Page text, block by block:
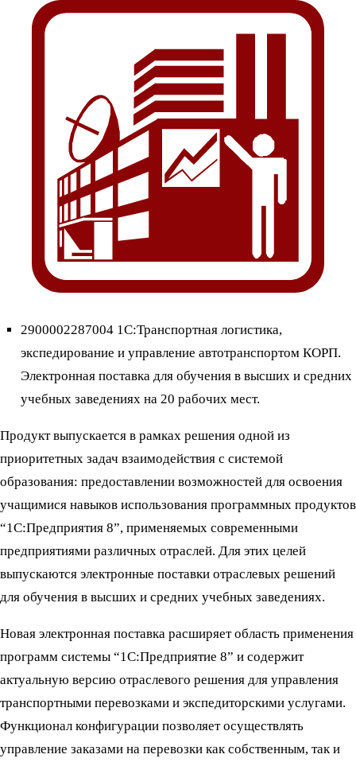
2900002287004 1С:Транспортная логистика,
экспедирование и управление автотранспортом КОРП.
Электронная поставка для обучения в высших и средних
учебных заведениях на 20 рабочих мест.
Продукт выпускается в рамках решения одной из
приоритетных задач взаимодействия с системой
образования: предоставлении возможностей для освоения
учащимися навыков использования программных продуктов
“1С:Предприятия 8”, применяемых современными
предприятиями различных отраслей. Для этих целей
выпускаются электронные поставки отраслевых решений
для обучения в высших и средних учебных заведениях.
Новая электронная поставка расширяет область применения
программ системы “1С:Предприятие 8” и содержит
актуальную версию отраслевого решения для управления
транспортными перевозками и экспедиторскими услугами.
Функционал конфигурации позволяет осуществлять
управление заказами на перевозки как собственным, так и